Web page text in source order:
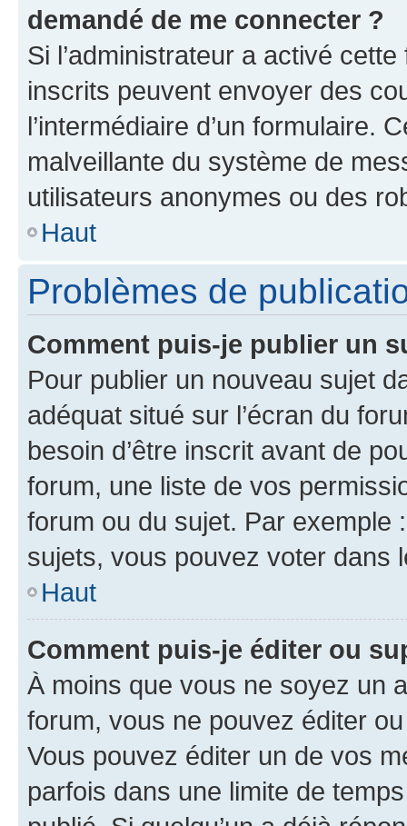
demandé de me connecter ?
Si l’administrateur a activé
inscrits peuvent envoyer des
l’intermédiaire d’un formulaire.
malveillante du système de
utilisateurs anonymes ou des
Haut
Problèmes de
Comment puis-je publier un
Pour publier un nouveau sujet
adéquat situé sur l’écran du
besoin d’être inscrit avant de
forum, une liste de vos
forum ou du sujet. Par exemple
sujets, vous pouvez voter dans
Haut
Comment puis-je éditer ou
À moins que vous ne soyez un
forum, vous ne pouvez éditer
Vous pouvez éditer un de vos
parfois dans une limite de